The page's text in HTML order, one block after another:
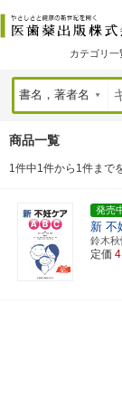
カテゴリ一
商品一覧
1件中1件から1件まで
発売
新 不
鈴木
定価